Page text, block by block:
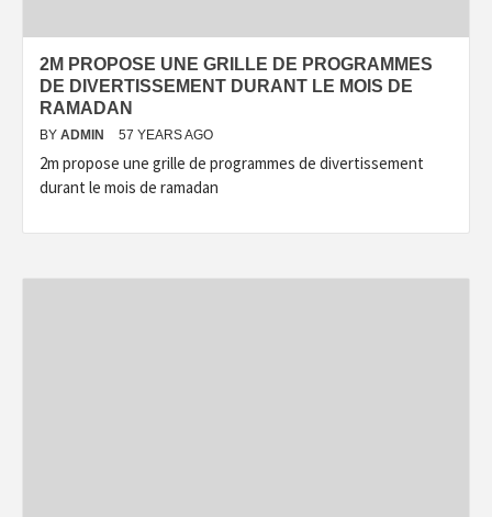
2M PROPOSE UNE GRILLE DE PROGRAMMES
DE DIVERTISSEMENT DURANT LE MOIS DE
RAMADAN
BY ADMIN 57 YEARS AGO
2m propose une grille de programmes de divertissement
durant le mois de ramadan